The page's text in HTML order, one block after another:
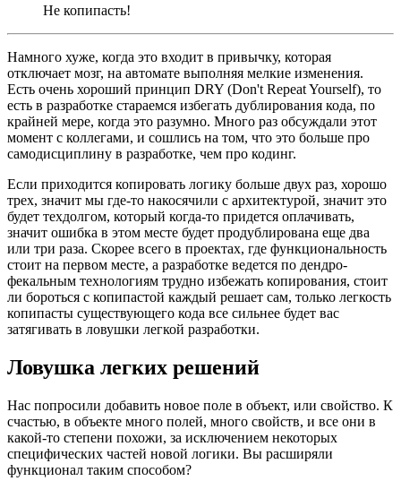
Не копипасть!
Намного хуже, когда это входит в привычку, которая
отключает мозг, на автомате выполняя мелкие изменения.
Есть очень хороший принцип DRY (Don't Repeat Yourself), то
есть в разработке стараемся избегать дублирования кода, по
крайней мере, когда это разумно. Много раз обсуждали этот
момент с коллегами, и сошлись на том, что это больше про
самодисциплину в разработке, чем про кодинг.
Если приходится копировать логику больше двух раз, хорошо
трех, значит мы где-то накосячили с архитектурой, значит это
будет техдолгом, который когда-то придется оплачивать,
значит ошибка в этом месте будет продублирована еще два
или три раза. Скорее всего в проектах, где функциональность
стоит на первом месте, а разработке ведется по дендро-
фекальным технологиям трудно избежать копирования, стоит
ли бороться с копипастой каждый решает сам, только легкость
копипасты существующего кода все сильнее будет вас
затягивать в ловушки легкой разработки.
Ловушка легких решений
Нас попросили добавить новое поле в объект, или свойство. К
счастью, в объекте много полей, много свойств, и все они в
какой-то степени похожи, за исключением некоторых
специфических частей новой логики. Вы расширяли
функционал таким способом?